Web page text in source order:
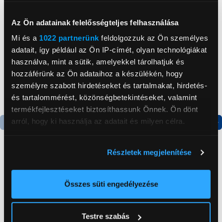
Az Ön adatainak felelősségteljes felhasználása
Mi és a 1022 partnerünk feldolgozzuk az Ön személyes
adatait, így például az Ön IP-címét, olyan technológiákat
használva, mint a sütik, amelyekkel tárolhatjuk és
hozzáférünk az Ön adataihoz a készülékén, hogy
személyre szabott hirdetéseket és tartalmakat, hirdetés-
és tartalommérést, közönségbetekintéseket, valamint
termékfejlesztéseket biztosíthassunk Önnek. Ön dönt
arról, hogy ki használja az adatait és milyen célra.
elhelyezkedéséről pár méteres pontossággal
Az Ön készülékén beazonosítása annak konkrét
módjairól és adja meg preferenciáit aRészletek
Részletek megjelenítése
Összes süti engedélyezése
Testre szabás
Gorenje NRS8182KX Side
by side hűtőszekrény
199 999 Ft
Gorenje N619EAXL4
Alulfagyasztós
kombinált hűtőszekrény
179 999 Ft